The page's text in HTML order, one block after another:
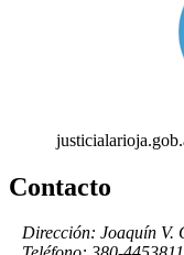
Contacto
Dirección: Joaquín V.